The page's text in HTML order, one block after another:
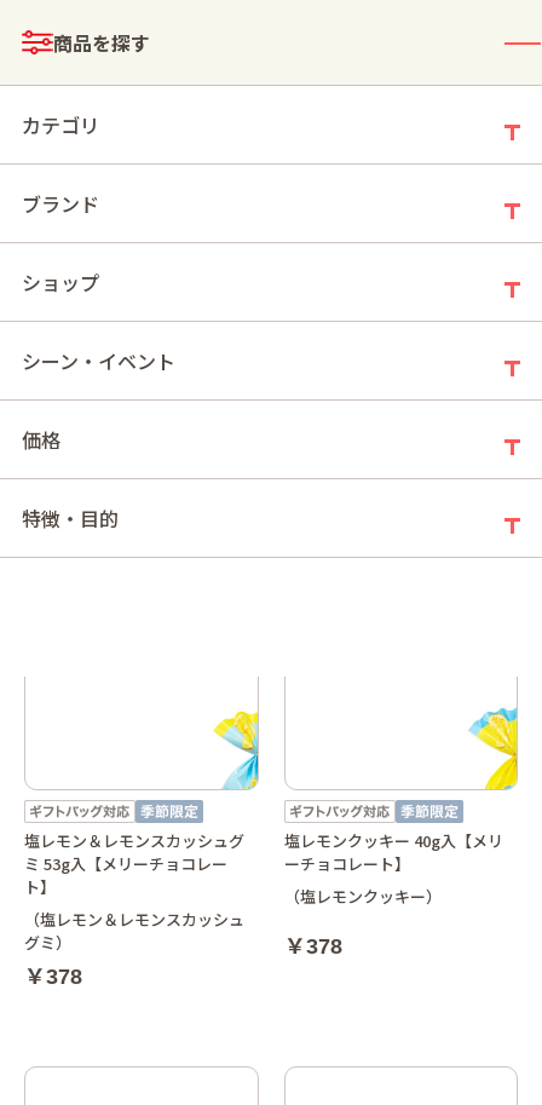
スイーツタイム
商品を探す
カテゴリ
ブランド
ショップ
シーン・イベント
価格
特徴・目的
塩レモン＆レモンスカッシュグ
ミ 53g入【メリーチョコレー
ト】
（塩レモン＆レモンスカッシュ
グミ）
￥378
塩レモンクッキー 40g入【メリ
ーチョコレート】
（塩レモンクッキー）
￥378